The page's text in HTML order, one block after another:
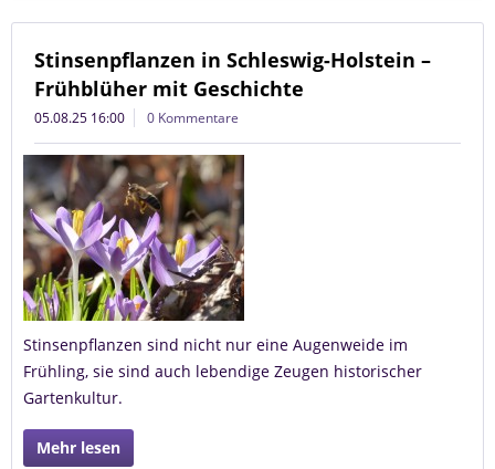
Stinsenpflanzen in Schleswig-Holstein –
Frühblüher mit Geschichte
05.08.25 16:00 0 Kommentare
Stinsenpflanzen sind nicht nur eine Augenweide im
Frühling, sie sind auch lebendige Zeugen historischer
Gartenkultur.
Mehr lesen